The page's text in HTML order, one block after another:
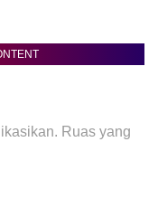
Ruas yang